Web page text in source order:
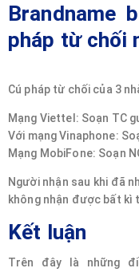
Brandname
pháp từ chối
Cú pháp từ chối của 3
Mạng Viettel: Soạn TC
Với mạng Vinaphone:
Mạng MobiFone: Soạn
Người nhận sau khi đã
không nhận được bất kì
Kết luận
Trên đây là những